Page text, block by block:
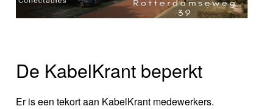
De KabelKrant beperkt
Er is een tekort aan KabelKrant medewerkers.